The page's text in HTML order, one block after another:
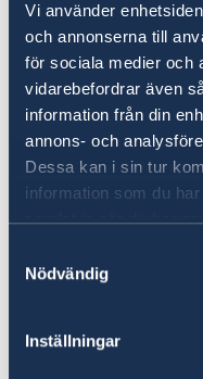
Vi använder
och annonserna till
för sociala medier och
vidarebefordrar även
information från din
annons- och
Dessa kan i sin tur
information som du
samlat in när du har
Nödvändig
Inställningar
Ambassaden stängd
Nyhetsbrev -
Myndigheten för
har genomfört
sjukvårdspersonal,
hundar och
Sverige är en av
givare. I Syrien
FN och
avgörande för de
snabbt kunna